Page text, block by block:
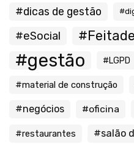
#dicas de gestão
#eSocial
#gestão #LGPD
#material de construção
#negócios #oficina
#restaurantes #salão